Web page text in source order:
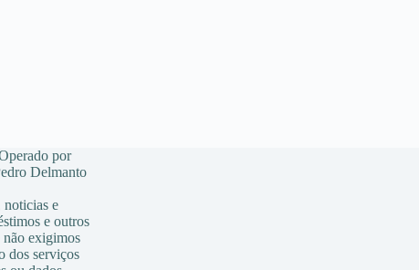
por
Delmanto
e
e outros
exigimos
dos serviços